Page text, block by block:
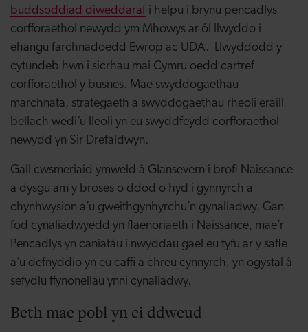
buddsoddiad diweddaraf i helpu i brynu pencadlys
corfforaethol newydd ym Mhowys ar ôl llwyddo i
ehangu farchnadoedd Ewrop ac UDA. Llwyddodd y
cytundeb hwn i sicrhau mai Cymru oedd cartref
corfforaethol y busnes. Mae swyddogaethau
marchnata, strategaeth a swyddogaethau rheoli eraill
bellach wedi’u lleoli yn eu swyddfeydd corfforaethol
newydd yn Sir Drefaldwyn.
Gall cwsmeriaid ymweld â Glansevern i brofi Naissance
a dysgu am y broses o ddod o hyd i gynnyrch a
chynhwysion a’u gweithgynhyrchu’n gynaliadwy. Gan
fod cynaliadwyedd yn flaenoriaeth i Naissance, mae’r
Pencadlys yn caniatáu i nwyddau gael eu tyfu ar y safle
a’u defnyddio yn eu caffi a chreu cynnyrch, yn ogystal â
sefydlu ffynonellau ynni cynaliadwy.
Beth mae pobl yn ei ddweud